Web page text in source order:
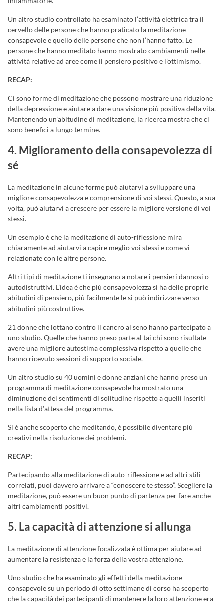
Un altro studio controllato ha esaminato l’attività elettrica tra il
cervello delle persone che hanno praticato la meditazione
consapevole e quello delle persone che non l’hanno fatto. Le
persone che hanno meditato hanno mostrato cambiamenti nelle
attività relative ad aree come il pensiero positivo e l’ottimismo.
RECAP:
Ci sono forme di meditazione che possono mostrare una riduzione
della depressione e aiutare a dare una visione più positiva della vita.
Mantenendo un’abitudine di meditazione, la ricerca mostra che ci
sono benefici a lungo termine.
4. Miglioramento della consapevolezza di
sé
La meditazione in alcune forme può aiutarvi a sviluppare una
migliore consapevolezza e comprensione di voi stessi. Questo, a sua
volta, può aiutarvi a crescere per essere la migliore versione di voi
stessi.
Un esempio è che la meditazione di auto-riflessione mira
chiaramente ad aiutarvi a capire meglio voi stessi e come vi
relazionate con le altre persone.
Altri tipi di meditazione ti insegnano a notare i pensieri dannosi o
autodistruttivi. L’idea è che più consapevolezza si ha delle proprie
abitudini di pensiero, più facilmente le si può indirizzare verso
abitudini più costruttive.
21 donne che lottano contro il cancro al seno hanno partecipato a
uno studio. Quelle che hanno preso parte al tai chi sono risultate
avere una migliore autostima complessiva rispetto a quelle che
hanno ricevuto sessioni di supporto sociale.
Un altro studio su 40 uomini e donne anziani che hanno preso un
programma di meditazione consapevole ha mostrato una
diminuzione dei sentimenti di solitudine rispetto a quelli inseriti
nella lista d’attesa del programma.
Si è anche scoperto che meditando, è possibile diventare più
creativi nella risoluzione dei problemi.
RECAP:
Partecipando alla meditazione di auto-riflessione e ad altri stili
correlati, puoi davvero arrivare a “conoscere te stesso”. Scegliere la
meditazione, può essere un buon punto di partenza per fare anche
altri cambiamenti positivi.
5. La capacità di attenzione si allunga
La meditazione di attenzione focalizzata è ottima per aiutare ad
aumentare la resistenza e la forza della vostra attenzione.
Uno studio che ha esaminato gli effetti della meditazione
consapevole su un periodo di otto settimane di corso ha scoperto
che la capacità dei partecipanti di mantenere la loro attenzione era